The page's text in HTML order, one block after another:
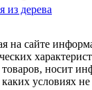
на сайте
товаров, носит
условиях не